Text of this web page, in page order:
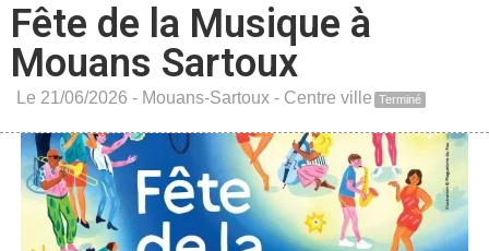
Fête de la Musique à
Mouans Sartoux
Le 21/06/2026 - Mouans-Sartoux - Centre ville Terminé